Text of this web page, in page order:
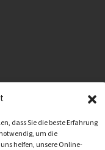
dass Sie die beste Erfahrung
um die
helfen, unsere Online-